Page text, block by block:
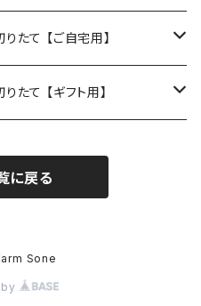
たて 【ご自宅用】
たて 【ギフト用】
に戻る
Sone